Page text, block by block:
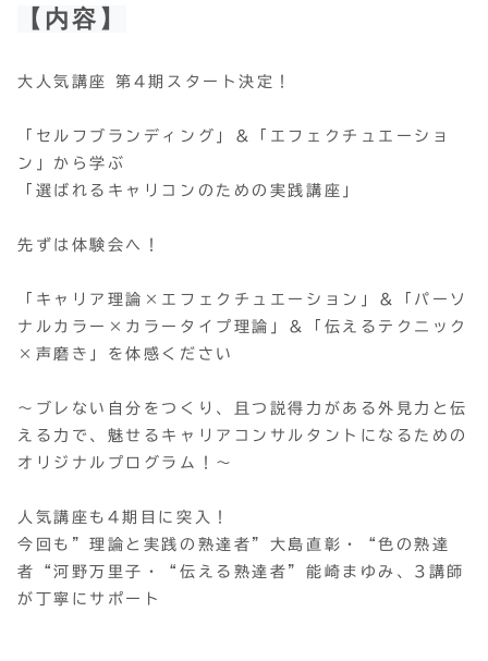
【内容】
大人気講座 第4期スタート決定！
「セルフブランディング」＆「エフェクチュエーショ
ン」から学ぶ
「選ばれるキャリコンのための実践講座」
先ずは体験会へ！
「キャリア理論×エフェクチュエーション」＆「パーソ
ナルカラー×カラータイプ理論」＆「伝えるテクニック
×声磨き」を体感ください
～ブレない自分をつくり、且つ説得力がある外見力と伝
える力で、魅せるキャリアコンサルタントになるための
オリジナルプログラム！～
人気講座も4期目に突入！
今回も”理論と実践の熟達者”大島直彰・“色の熟達
者“河野万里子・“伝える熟達者”能崎まゆみ、3講師
が丁寧にサポート